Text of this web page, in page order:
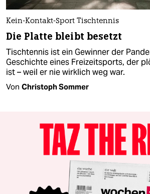
Kein-Kontakt-Sport Tischtennis
Die Platte bleibt besetzt
Tischtennis ist ein Gewinner der
Geschichte eines Freizeitsports, der
ist – weil er nie wirklich weg war.
Von Christoph Sommer